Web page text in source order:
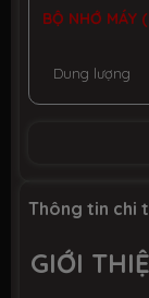
BỘ NHỚ MÁY
Dung lượng
Số slot
Ổ CỨNG LƯU
Thông tin chi
GIỚI